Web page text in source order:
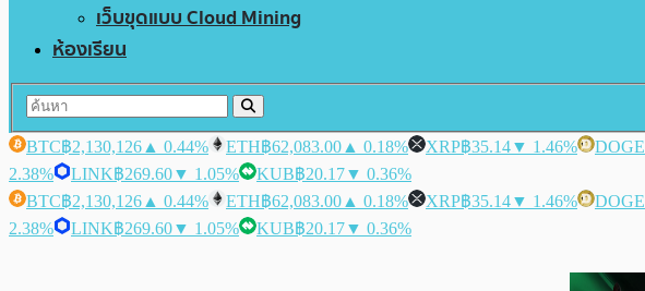
เว็บขุดแบบ Cloud Mining
ห้องเรียน
BTC฿2,130,126 ▲ 0.44% ETH฿62,083.00 ▲ 0.18% XRP฿35.14▼ 1.46% DOGE
2.38%
LINK฿269.60▼ 1.05% KUB฿20.17▼ 0.36%
BTC฿2,130,126 ▲ 0.44% ETH฿62,083.00 ▲ 0.18% XRP฿35.14▼ 1.46% DOGE
2.38%
LINK฿269.60▼ 1.05% KUB฿20.17▼ 0.36%